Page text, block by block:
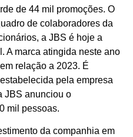
de 44 mil promoções. O
de colaboradores da
a JBS é hoje a
A marca atingida neste ano
relação a 2023. É
pela empresa
JBS anunciou o
mil pessoas.
da companhia em